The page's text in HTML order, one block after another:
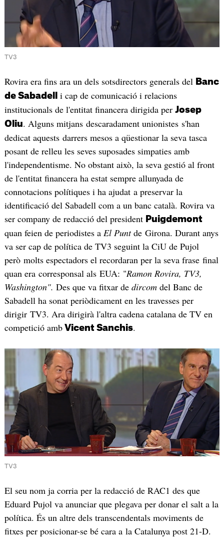
TV3
Rovira era fins ara un dels sotsdirectors generals del Banc
de Sabadell i cap de comunicació i relacions
institucionals de l'entitat financera dirigida per Josep
Oliu. Alguns mitjans descaradament unionistes s'han
dedicat aquests darrers mesos a qüestionar la seva tasca
posant de relleu les seves suposades simpaties amb
l'independentisme. No obstant això, la seva gestió al front
de l'entitat financera ha estat sempre allunyada de
connotacions polítiques i ha ajudat a preservar la
identificació del Sabadell com a un banc català. Rovira va
ser company de redacció del president Puigdemont
quan feien de periodistes a El Puntde Girona. Durant anys
va ser cap de política de TV3 seguint la CiU de Pujol
però molts espectadors el recordaran per la seva frase final
quan era corresponsal als EUA: "Ramon Rovira, TV3,
Washington". Des que va fitxar de dircomdel Banc de
Sabadell ha sonat periòdicament en les travesses per
dirigir TV3. Ara dirigirà l'altra cadena catalana de TV en
competició ambVicent Sanchis.
TV3
El seu nom ja corria per la redacció de RAC1 des que
Eduard Pujol va anunciar que plegava per donar el salt a la
política. És un altre dels transcendentals moviments de
fitxes per posicionar-se bé cara a la Catalunya post 21-D.